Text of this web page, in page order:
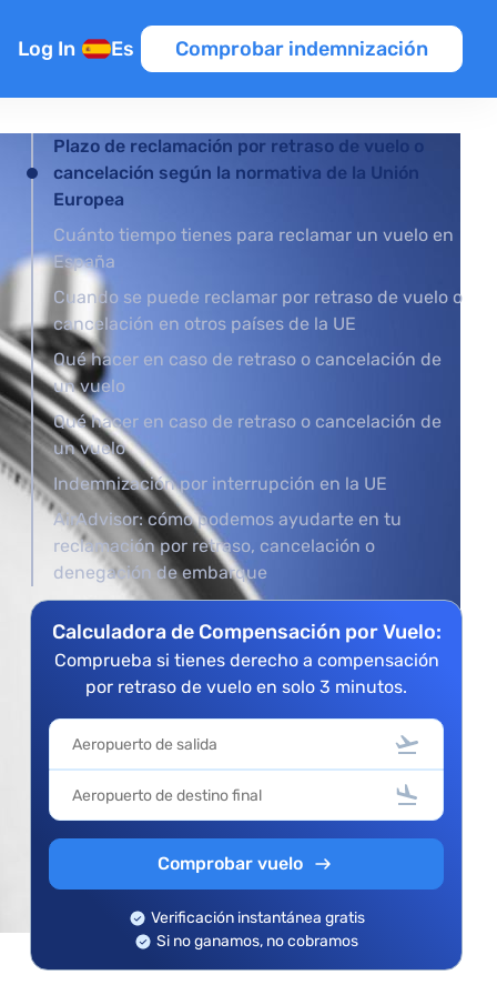
de vuelo
Log In Es Comprobar indemnización
Plazo de reclamación por retraso de vuelo o
cancelación según la normativa de la Unión
Europea
Cuánto tiempo tienes para reclamar un vuelo en
España
Cuando se puede reclamar por retraso de vuelo o
cancelación en otros países de la UE
Qué hacer en caso de retraso o cancelación de
un vuelo
Qué hacer en caso de retraso o cancelación de
un vuelo
Indemnización por interrupción en la UE
AirAdvisor: cómo podemos ayudarte en tu
reclamación por retraso, cancelación o
denegación de embarque
Calculadora de Compensación por Vuelo:
Comprueba si tienes derecho a compensación
por retraso de vuelo en solo 3 minutos.
Comprobar vuelo
Verificación instantánea gratis
Si no ganamos, no cobramos